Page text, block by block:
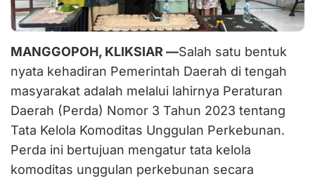
MANGGOPOH, KLIKSIAR —Salah satu bentuk
nyata kehadiran Pemerintah Daerah di tengah
masyarakat adalah melalui lahirnya Peraturan
Daerah (Perda) Nomor 3 Tahun 2023 tentang
Tata Kelola Komoditas Unggulan Perkebunan.
Perda ini bertujuan mengatur tata kelola
komoditas unggulan perkebunan secara